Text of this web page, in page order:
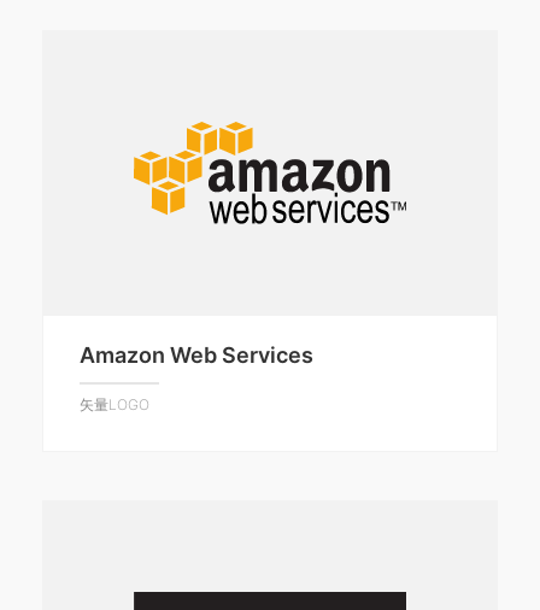
Amazon Web Services
矢量LOGO